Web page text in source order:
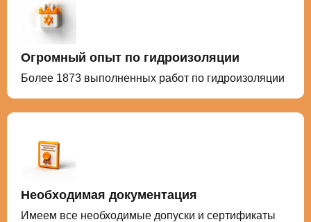
Огромный опыт по гидроизоляции
Более 1873 выполненных работ по гидроизоляции
Необходимая документация
Имеем все необходимые допуски и сертификаты